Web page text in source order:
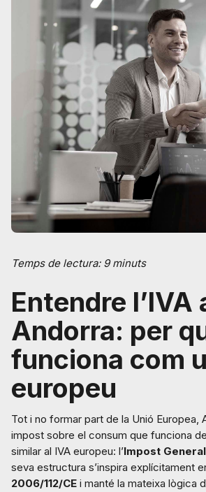
Temps de lectura: 9 minuts
Entendre l’IVA
Andorra: per
funciona com
europeu
Tot i no formar part de la Unió Europea,
impost sobre el consum que funciona
similar al IVA europeu: l’Impost
seva estructura s’inspira explícitament
2006/112/CE i manté la mateixa lògica